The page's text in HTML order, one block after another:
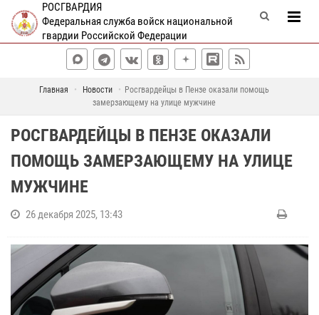
РОСГВАРДИЯ
Федеральная служба войск национальной
гвардии Российской Федерации
Главная Новости
Росгвардейцы в Пензе оказали помощь
замерзающему на улице мужчине
РОСГВАРДЕЙЦЫ В ПЕНЗЕ ОКАЗАЛИ
ПОМОЩЬ ЗАМЕРЗАЮЩЕМУ НА УЛИЦЕ
МУЖЧИНЕ
26 декабря 2025, 13:43